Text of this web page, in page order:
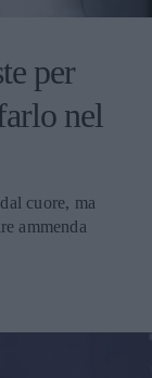
per
nel
cuore, ma
ammenda